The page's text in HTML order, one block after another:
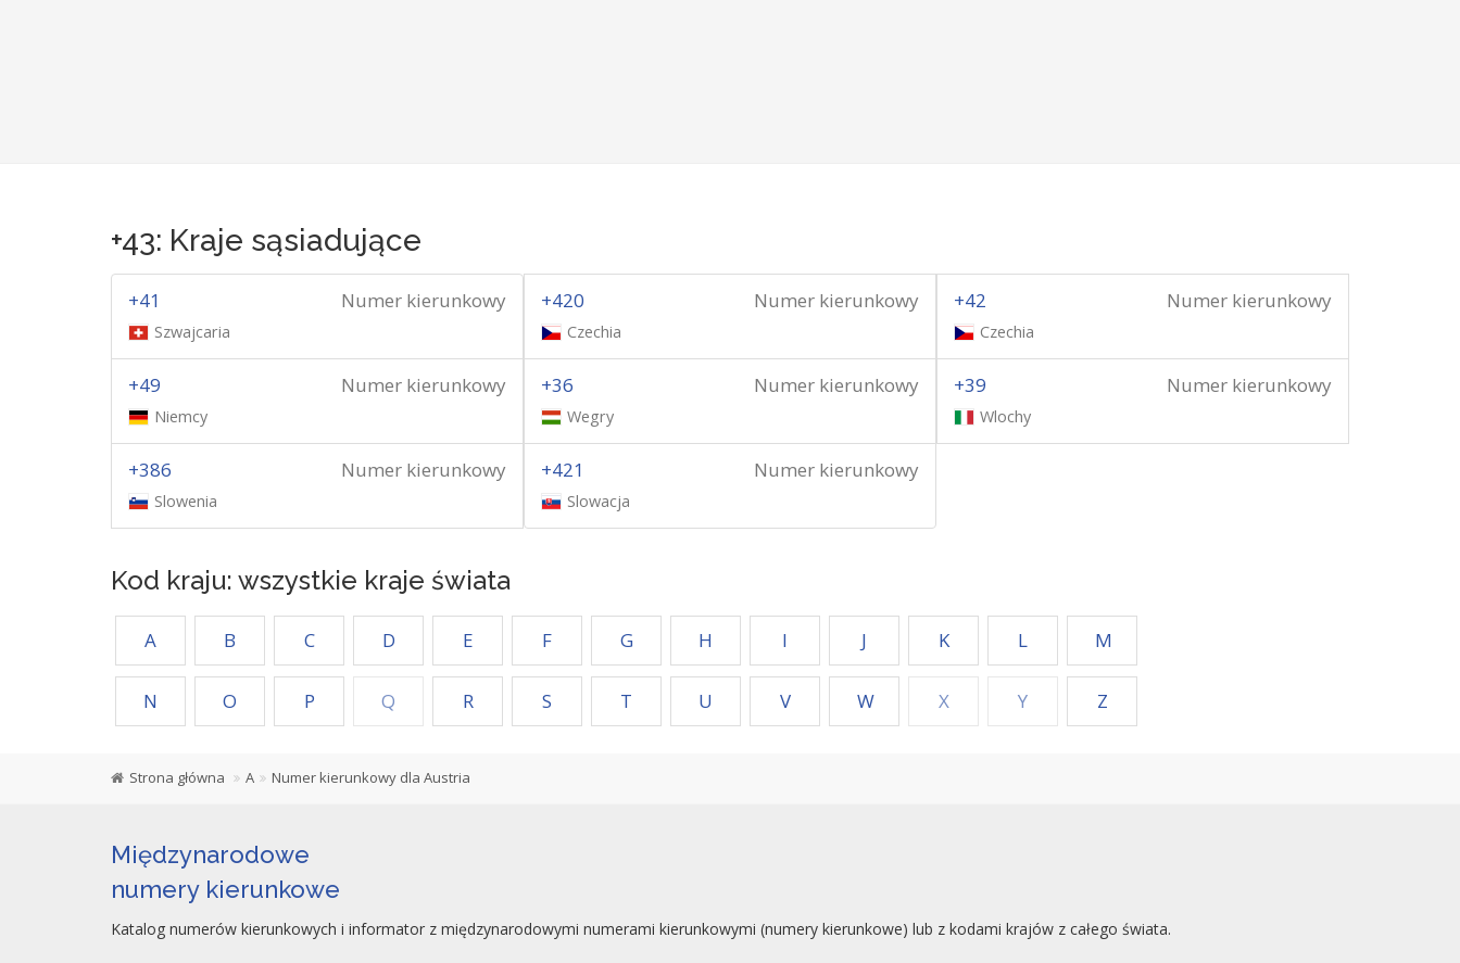
+43: Kraje sąsiadujące
Numer kierunkowy
+41
Szwajcaria
Numer kierunkowy
+420
Czechia
Numer kierunkowy
+42
Czechia
Numer kierunkowy
+49
Niemcy
Numer kierunkowy
+36
Wegry
Numer kierunkowy
+39
Wlochy
Numer kierunkowy
+386
Slowenia
Numer kierunkowy
+421
Slowacja
Kod kraju: wszystkie kraje świata
A B C D E F G H I J K L M
N O P Q R S T U V W X Y Z
Strona główna A Numer kierunkowy dla Austria
Międzynarodowe
numery kierunkowe
Katalog numerów kierunkowych i informator z międzynarodowymi numerami kierunkowymi (numery kierunkowe) lub z kodami krajów z całego świata.